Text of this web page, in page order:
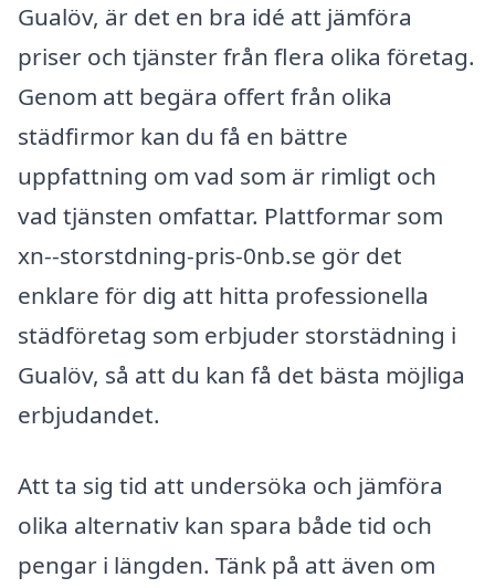
Gualöv, är det en bra idé att jämföra
priser och tjänster från flera olika företag.
Genom att begära offert från olika
städfirmor kan du få en bättre
uppfattning om vad som är rimligt och
vad tjänsten omfattar. Plattformar som
xn--storstdning-pris-0nb.se gör det
enklare för dig att hitta professionella
städföretag som erbjuder storstädning i
Gualöv, så att du kan få det bästa möjliga
erbjudandet.
Att ta sig tid att undersöka och jämföra
olika alternativ kan spara både tid och
pengar i längden. Tänk på att även om